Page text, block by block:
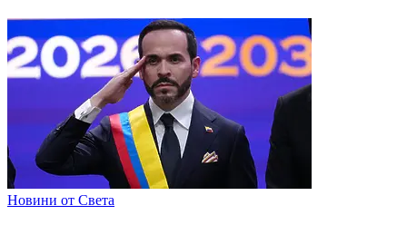
Новини от Света